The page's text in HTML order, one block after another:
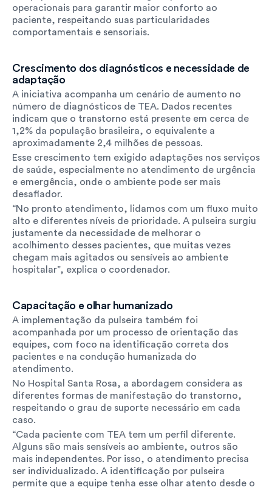
operacionais para garantir maior conforto ao
paciente, respeitando suas particularidades
comportamentais e sensoriais.
Crescimento dos diagnósticos e necessidade de
adaptação
A iniciativa acompanha um cenário de aumento no
número de diagnósticos de TEA. Dados recentes
indicam que o transtorno está presente em cerca de
1,2% da população brasileira, o equivalente a
aproximadamente 2,4 milhões de pessoas.
Esse crescimento tem exigido adaptações nos serviços
de saúde, especialmente no atendimento de urgência
e emergência, onde o ambiente pode ser mais
desafiador.
“No pronto atendimento, lidamos com um fluxo muito
alto e diferentes níveis de prioridade. A pulseira surgiu
justamente da necessidade de melhorar o
acolhimento desses pacientes, que muitas vezes
chegam mais agitados ou sensíveis ao ambiente
hospitalar”, explica o coordenador.
Capacitação e olhar humanizado
A implementação da pulseira também foi
acompanhada por um processo de orientação das
equipes, com foco na identificação correta dos
pacientes e na condução humanizada do
atendimento.
No Hospital Santa Rosa, a abordagem considera as
diferentes formas de manifestação do transtorno,
respeitando o grau de suporte necessário em cada
caso.
“Cada paciente com TEA tem um perfil diferente.
Alguns são mais sensíveis ao ambiente, outros são
mais independentes. Por isso, o atendimento precisa
ser individualizado. A identificação por pulseira
permite que a equipe tenha esse olhar atento desde o